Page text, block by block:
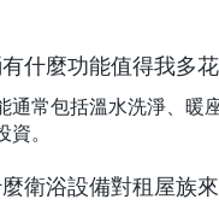
什麼功能值得我多
通常包括溫水洗淨、暖
。
衛浴設備對租屋族